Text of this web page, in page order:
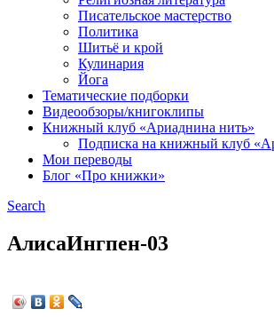
Писательское мастерство
Политика
Шитьё и крой
Кулинария
Йога
Тематические подборки
Видеообзоры/книгоклипы
Книжный клуб «Ариаднина нить»
Подписка на книжный клуб
Мои переводы
Блог «Про книжки»
Search
АлисаИнгпен-03